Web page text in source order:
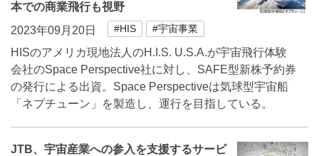
本での商業飛行も視野
2023年09月20日
#HIS #宇宙事業
HISのアメリカ現地法人のH.I.S. U.S.A.が宇宙飛行体験
会社のSpace Perspective社に対し、SAFE型新株予約券
の発行による出資。Space Perspectiveは気球型宇宙船
「ネプチューン」を製造し、運行を目指している。
JTB、宇宙産業への参入を支援するサービ